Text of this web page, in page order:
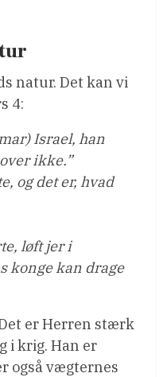
natur. Det kan vi
4:
Israel, han
ikke.”
og det er, hvad
løft jer i
konge kan drage
er Herren stærk
i krig. Han er
også vægternes